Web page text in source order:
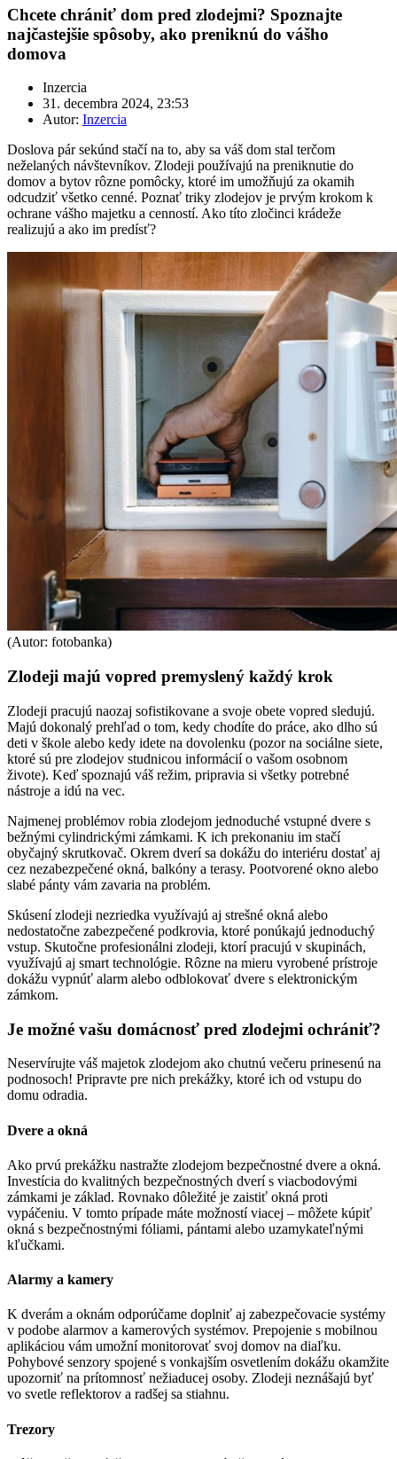
Chcete chrániť dom pred zlodejmi? Spoznajte
najčastejšie spôsoby, ako preniknú do vášho
domova
Inzercia
31. decembra 2024, 23:53
Autor: Inzercia
Doslova pár sekúnd stačí na to, aby sa váš dom stal terčom
neželaných návštevníkov. Zlodeji používajú na preniknutie do
domov a bytov rôzne pomôcky, ktoré im umožňujú za okamih
odcudziť všetko cenné. Poznať triky zlodejov je prvým krokom k
ochrane vášho majetku a cenností. Ako títo zločinci krádeže
realizujú a ako im predísť?
(Autor: fotobanka)
Zlodeji majú vopred premyslený každý krok
Zlodeji pracujú naozaj sofistikovane a svoje obete vopred sledujú.
Majú dokonalý prehľad o tom, kedy chodíte do práce, ako dlho sú
deti v škole alebo kedy idete na dovolenku (pozor na sociálne siete,
ktoré sú pre zlodejov studnicou informácií o vašom osobnom
živote). Keď spoznajú váš režim, pripravia si všetky potrebné
nástroje a idú na vec.
Najmenej problémov robia zlodejom jednoduché vstupné dvere s
bežnými cylindrickými zámkami. K ich prekonaniu im stačí
obyčajný skrutkovač. Okrem dverí sa dokážu do interiéru dostať aj
cez nezabezpečené okná, balkóny a terasy. Pootvorené okno alebo
slabé pánty vám zavaria na problém.
Skúsení zlodeji nezriedka využívajú aj strešné okná alebo
nedostatočne zabezpečené podkrovia, ktoré ponúkajú jednoduchý
vstup. Skutočne profesionálni zlodeji, ktorí pracujú v skupinách,
využívajú aj smart technológie. Rôzne na mieru vyrobené prístroje
dokážu vypnúť alarm alebo odblokovať dvere s elektronickým
zámkom.
Je možné vašu domácnosť pred zlodejmi ochrániť?
Neservírujte váš majetok zlodejom ako chutnú večeru prinesenú na
podnosoch! Pripravte pre nich prekážky, ktoré ich od vstupu do
domu odradia.
Dvere a okná
Ako prvú prekážku nastražte zlodejom bezpečnostné dvere a okná.
Investícia do kvalitných bezpečnostných dverí s viacbodovými
zámkami je základ. Rovnako dôležité je zaistiť okná proti
vypáčeniu. V tomto prípade máte možností viacej – môžete kúpiť
okná s bezpečnostnými fóliami, pántami alebo uzamykateľnými
kľučkami.
Alarmy a kamery
K dverám a oknám odporúčame doplniť aj zabezpečovacie systémy
v podobe alarmov a kamerových systémov. Prepojenie s mobilnou
aplikáciou vám umožní monitorovať svoj domov na diaľku.
Pohybové senzory spojené s vonkajším osvetlením dokážu okamžite
upozorniť na prítomnosť nežiaducej osoby. Zlodeji neznášajú byť
vo svetle reflektorov a radšej sa stiahnu.
Trezory